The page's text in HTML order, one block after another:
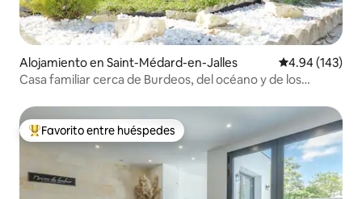
Alojamiento en Saint-Médard-en-Jalles Calificación
4.94 (143)
Casa familiar cerca de Burdeos, del océano y de los
Favorito entre huéspedes preferido
Favorito entre huéspedes